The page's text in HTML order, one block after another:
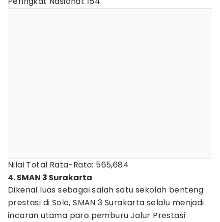
Nilai Total Rata-Rata: 565,684
4. SMAN 3 Surakarta
Dikenal luas sebagai salah satu sekolah benteng
prestasi di Solo, SMAN 3 Surakarta selalu menjadi
incaran utama para pemburu Jalur Prestasi